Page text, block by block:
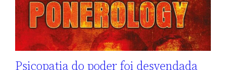
Psicopatia do poder foi desvendada